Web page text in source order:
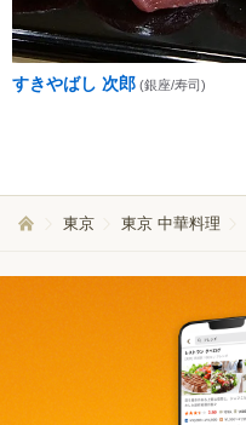
すきやばし 次郎 (銀座/寿司)
東京 東京 中華料理